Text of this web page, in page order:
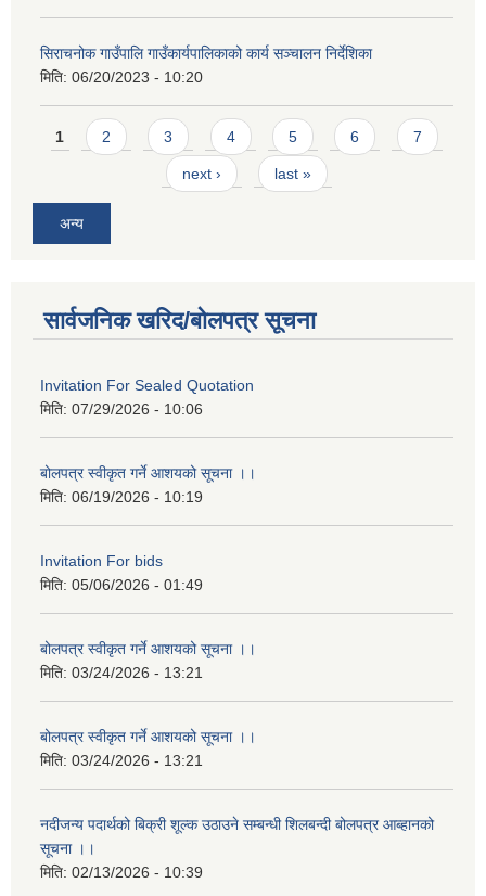
सिराचनोक गाउँपालि गाउँकार्यपालिकाको कार्य सञ्चालन निर्देशिका
मिति: 06/20/2023 - 10:20
Pages
1 2 3 4 5 6 7
next › last »
अन्य
सार्वजनिक खरिद/बोलपत्र सूचना
Invitation For Sealed Quotation
मिति: 07/29/2026 - 10:06
बोलपत्र स्वीकृत गर्ने आशयको सूचना ।।
मिति: 06/19/2026 - 10:19
Invitation For bids
मिति: 05/06/2026 - 01:49
बोलपत्र स्वीकृत गर्ने आशयको सूचना ।।
मिति: 03/24/2026 - 13:21
बोलपत्र स्वीकृत गर्ने आशयको सूचना ।।
मिति: 03/24/2026 - 13:21
नदीजन्य पदार्थको बिक्री शूल्क उठाउने सम्बन्धी शिलबन्दी बोलपत्र आब्हानको
सूचना ।।
मिति: 02/13/2026 - 10:39